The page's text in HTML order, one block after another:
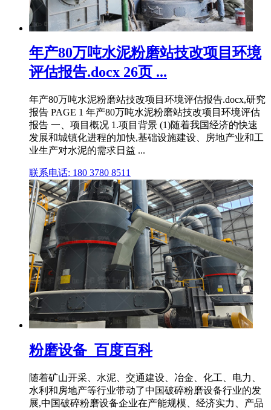
年产80万吨水泥粉磨站技改项目环境
评估报告.docx 26页 ...
年产80万吨水泥粉磨站技改项目环境评估报告.docx,研究
报告 PAGE 1 年产80万吨水泥粉磨站技改项目环境评估
报告 一、项目概况 1.项目背景 (1)随着我国经济的快速
发展和城镇化进程的加快,基础设施建设、房地产业和工
业生产对水泥的需求日益 ...
联系电话: 180 3780 8511
粉磨设备_百度百科
随着矿山开采、水泥、交通建设、冶金、化工、电力、
水利和房地产等行业带动了中国破碎粉磨设备行业的发
展,中国破碎粉磨设备企业在产能规模、经济实力、产品